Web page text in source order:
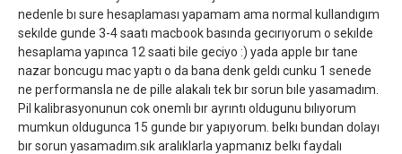
nedenle bı sure hesaplaması yapamam ama normal kullandıgım
sekılde gunde 3-4 saatı macbook basında gecırıyorum o sekılde
hesaplama yapınca 12 saati bile geciyo :) yada apple bır tane
nazar boncugu mac yaptı o da bana denk geldı cunku 1 senede
ne performansla ne de pille alakalı tek bır sorun bıle yasamadım.
Pil kalibrasyonunun cok onemlı bır ayrıntı oldugunu bılıyorum
mumkun oldugunca 15 gunde bır yapıyorum. belkı bundan dolayı
bır sorun yasamadım.sık aralıklarla yapmanız belkı faydalı